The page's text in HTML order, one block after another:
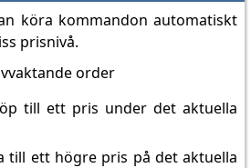
köra kommandon automatiskt
prisnivå.
till ett pris under det aktuella
till ett högre pris på det aktuella